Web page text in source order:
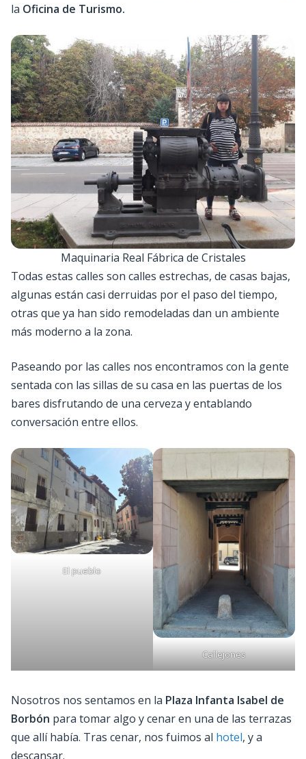
la Oficina de Turismo.
Maquinaria Real Fábrica de Cristales
Todas estas calles son calles estrechas, de casas bajas,
algunas están casi derruidas por el paso del tiempo,
otras que ya han sido remodeladas dan un ambiente
más moderno a la zona.
Paseando por las calles nos encontramos con la gente
sentada con las sillas de su casa en las puertas de los
bares disfrutando de una cerveza y entablando
conversación entre ellos.
El pueblo
Callejones
Nosotros nos sentamos en la Plaza Infanta Isabel de
Borbón para tomar algo y cenar en una de las terrazas
que allí había. Tras cenar, nos fuimos al hotel, y a
descansar.